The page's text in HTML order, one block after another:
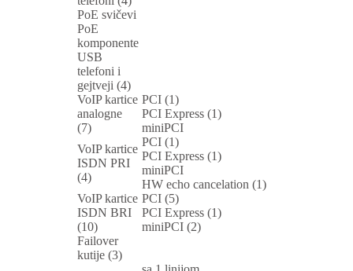
PoE svičevi
PoE
komponente
USB
telefoni i
gejtveji (4)
VoIP kartice
analogne
(7)
PCI (1)
PCI Express (1)
miniPCI
VoIP kartice
ISDN PRI
(4)
PCI (1)
PCI Express (1)
miniPCI
HW echo cancelation (1)
VoIP kartice
ISDN BRI
(10)
PCI (5)
PCI Express (1)
miniPCI (2)
Failover
kutije (3)